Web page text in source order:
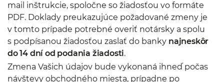
mail inštrukcie, spoločne so žiadosťou vo formáte
PDF. Doklady preukazujúce požadované zmeny je
v tomto prípade potrebné overiť notársky a spolu
s podpísanou žiadosťou zaslať do banky najneskôr
do 14 dní od podania žiadosti.
Zmena Vašich údajov bude vykonaná ihneď počas
návštevy obchodného miesta, prípadne po